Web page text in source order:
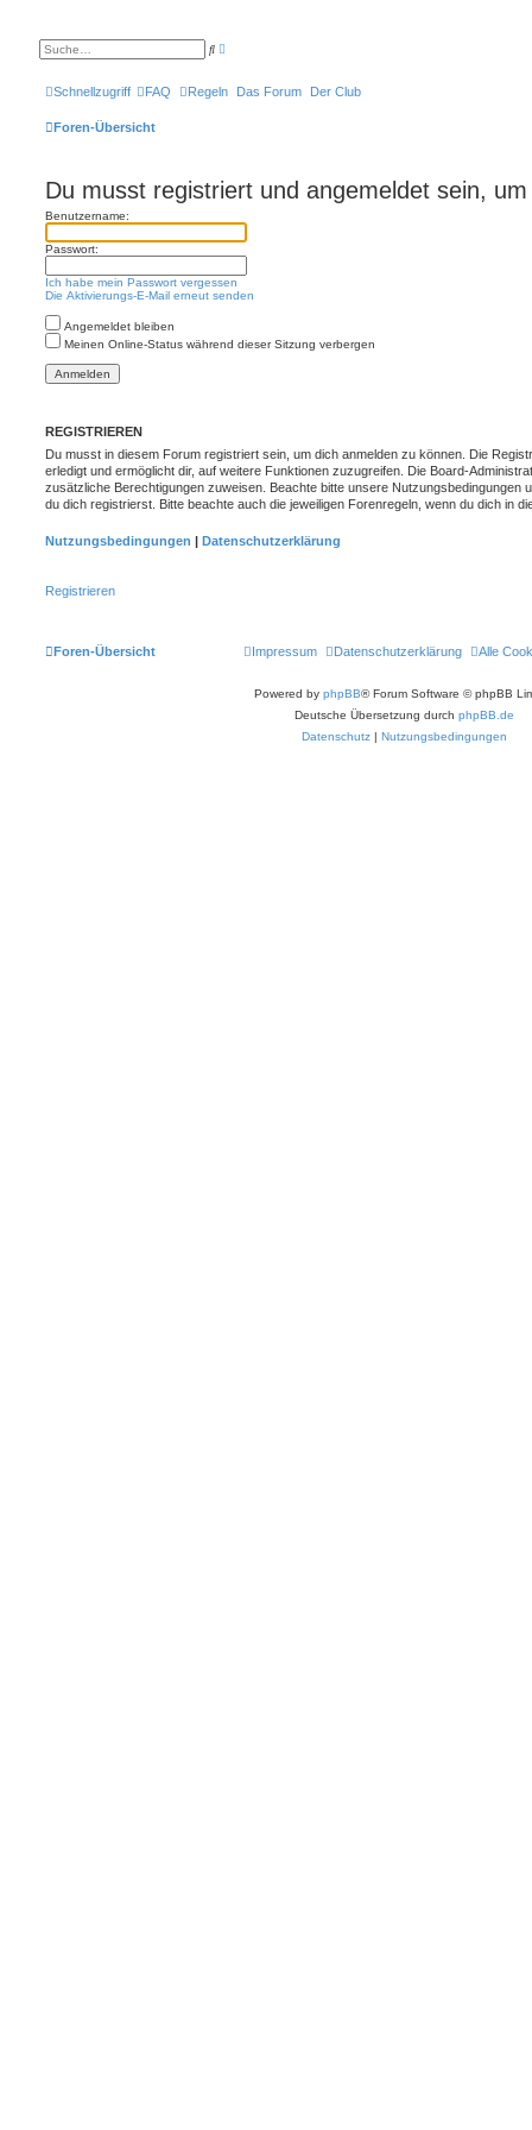
S
h
e i
u
c
e
Schnellzugriff FAQ Regeln Das Forum Der Club
Foren-Übersicht
Du musst registriert und angemeldet sein,
Benutzername:
Passwort:
Ich habe mein Passwort vergessen
Die Aktivierungs-E-Mail erneut senden
Angemeldet bleiben
Meinen Online-Status während dieser Sitzung verbergen
REGISTRIEREN
Du musst in diesem Forum registriert sein, um dich anmelden zu können. Die
erledigt und ermöglicht dir, auf weitere Funktionen zuzugreifen. Die Board-
zusätzliche Berechtigungen zuweisen. Beachte bitte unsere Nutzungsbedingungen
du dich registrierst. Bitte beachte auch die jeweiligen Forenregeln, wenn du dich in
Nutzungsbedingungen | Datenschutzerklärung
Registrieren
Foren-Übersicht Alle
Datenschutzerklärung
Impressum
Powered by phpBB® Forum Software © phpBB
Deutsche Übersetzung durch phpBB.de
Datenschutz | Nutzungsbedingungen